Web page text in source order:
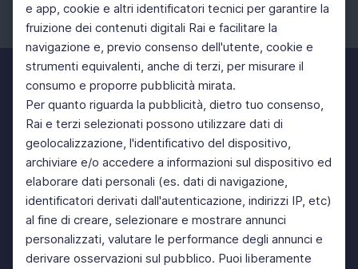
e app, cookie e altri identificatori tecnici per garantire la
fruizione dei contenuti digitali Rai e facilitare la
navigazione e, previo consenso dell'utente, cookie e
strumenti equivalenti, anche di terzi, per misurare il
consumo e proporre pubblicità mirata.
Per quanto riguarda la pubblicità, dietro tuo consenso,
Rai e terzi selezionati possono utilizzare dati di
geolocalizzazione, l'identificativo del dispositivo,
archiviare e/o accedere a informazioni sul dispositivo ed
elaborare dati personali (es. dati di navigazione,
identificatori derivati dall'autenticazione, indirizzi IP, etc)
al fine di creare, selezionare e mostrare annunci
personalizzati, valutare le performance degli annunci e
derivare osservazioni sul pubblico. Puoi liberamente
Facebook Instagram Twitter